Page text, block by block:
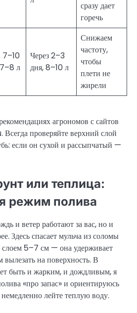
сразу дает
горечь
7–10
л
Через 2–3
дня, 8–10 л
Снижаем
частоту,
чтобы
плети не
жирели
агрономов с сайтов
проверяйте верхний слой
если он сухой и рассыпчатый —
или теплица:
режим полива
и ветер работают за вас, но и
Здесь спасает мульча из соломы
5–7 см — она удерживает
вылезать на поверхность. В
быть и жарким, и дождливым, я
«про запас» и ориентируюсь
лейте теплую воду.